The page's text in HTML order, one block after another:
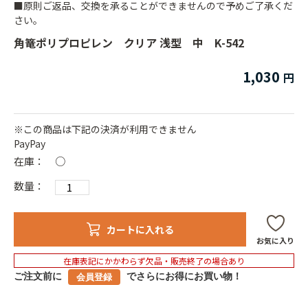
角篭ポリプロピレン クリア 浅型 中 K-542
1,030
※この商品は下記の決済が利用できません
PayPay
在庫：
○
数量：
カートに入れる
お気に入り
在庫表記にかかわらず欠品・販売終了の場合あり
ご注文前に 会員登録 でさらにお得にお買い物！
■原則ご返品、交換を承ることができませんので予めご了承くだ
さい。